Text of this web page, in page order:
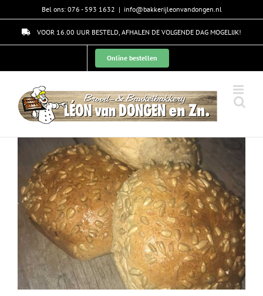
content
Bel ons: 076 - 593 1632 | info@bakkerijleonvandongen.nl
VOOR 16.00 UUR BESTELD, AFHALEN DE VOLGENDE DAG MOGELIJK!
Online bestellen